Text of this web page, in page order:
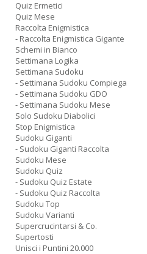
Quiz Ermetici
Quiz Mese
Raccolta Enigmistica
- Raccolta Enigmistica Gigante
Schemi in Bianco
Settimana Logika
Settimana Sudoku
- Settimana Sudoku Compiega
- Settimana Sudoku GDO
- Settimana Sudoku Mese
Solo Sudoku Diabolici
Stop Enigmistica
Sudoku Giganti
- Sudoku Giganti Raccolta
Sudoku Mese
Sudoku Quiz
- Sudoku Quiz Estate
- Sudoku Quiz Raccolta
Sudoku Top
Sudoku Varianti
Supercrucintarsi & Co.
Supertosti
Unisci i Puntini 20.000